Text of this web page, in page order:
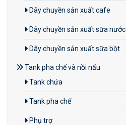
Dây chuyền sản xuất cafe
Dây chuyền sản xuất sữa nước
Dây chuyền sản xuất sữa bột
Tank pha chế và nồi nấu
Tank chứa
Tank pha chế
Phụ trợ